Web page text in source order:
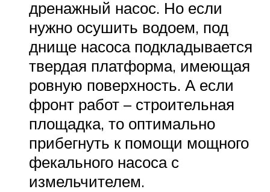
дренажный насос. Но если
нужно осушить водоем, под
днище насоса подкладывается
твердая платформа, имеющая
ровную поверхность. А если
фронт работ – строительная
площадка, то оптимально
прибегнуть к помощи мощного
фекального насоса с
измельчителем.